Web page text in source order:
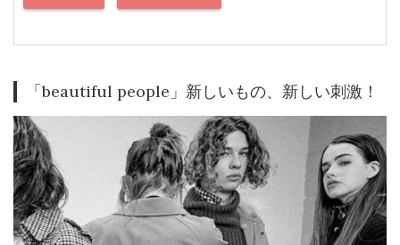
「beautiful people」新しいもの、新しい刺激！